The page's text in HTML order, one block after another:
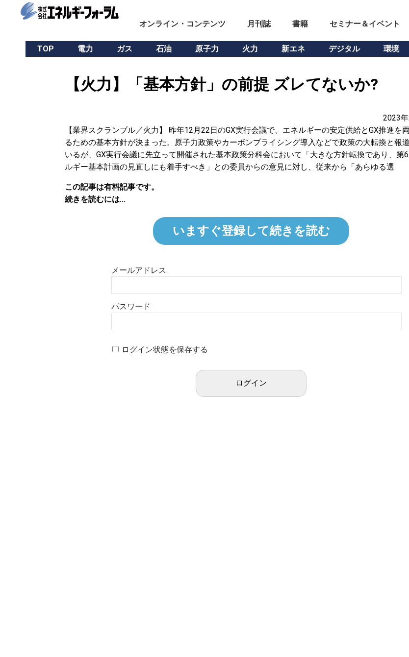
オンライン・コンテンツ 月刊誌 書籍 セミナー＆イベント
TOP 電力 ガス 石油 原子力 火力 新エネ デジタル 環境
【火力】「基本方針」の前提 ズレてないか?
2023
【業界スクランブル／火力】 昨年12月22日のGX実行会議で、エネルギーの安定供給とGX推進を
るための基本方針が決まった。原子力政策やカーボンプライシング導入などで政策の大転換と報
いるが、GX実行会議に先立って開催された基本政策分科会において「大きな方針転換であり、第
ルギー基本計画の見直しにも着手すべき」との委員からの意見に対し、従来から「あらゆる選
この記事は有料記事です。
続きを読むには...
いますぐ登録して続きを読む
メールアドレス
パスワード
ログイン状態を保存する